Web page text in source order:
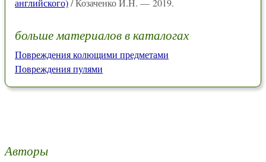
английского)/ Козаченко И.Н. — 2019.
больше материалов в каталогах
Повреждения колющими предметами
Повреждения пулями
Авторы